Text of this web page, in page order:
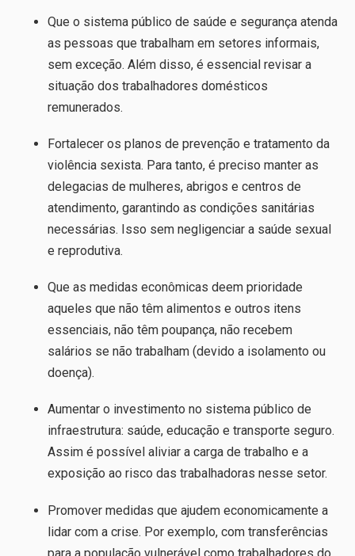
Que o sistema público de saúde e segurança atenda
as pessoas que trabalham em setores informais,
sem exceção. Além disso, é essencial revisar a
situação dos trabalhadores domésticos
remunerados.
Fortalecer os planos de prevenção e tratamento da
violência sexista. Para tanto, é preciso manter as
delegacias de mulheres, abrigos e centros de
atendimento, garantindo as condições sanitárias
necessárias. Isso sem negligenciar a saúde sexual
e reprodutiva.
Que as medidas econômicas deem prioridade
aqueles que não têm alimentos e outros itens
essenciais, não têm poupança, não recebem
salários se não trabalham (devido a isolamento ou
doença).
Aumentar o investimento no sistema público de
infraestrutura: saúde, educação e transporte seguro.
Assim é possível aliviar a carga de trabalho e a
exposição ao risco das trabalhadoras nesse setor.
Promover medidas que ajudem economicamente a
lidar com a crise. Por exemplo, com transferências
para a população vulnerável como trabalhadores do